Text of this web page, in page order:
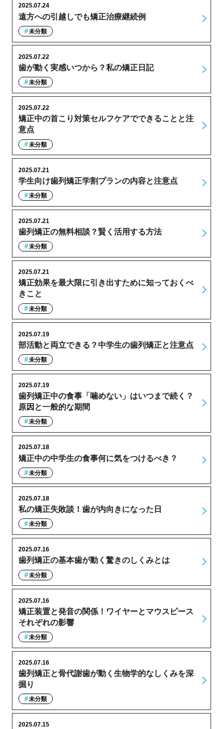
遠方への引越しでも矯正治療継続例
2025.07.24
未分類
歯が動く実感いつから？私の矯正日記
2025.07.22
未分類
矯正中の首こり対策セルフケアでできることと注
意点
2025.07.22
未分類
学生向け歯列矯正学割プランの内容と注意点
2025.07.21
未分類
歯列矯正の無料相談？賢く活用する方法
2025.07.21
未分類
矯正効果を最大限に引き出すために知っておくべ
きこと
2025.07.21
未分類
部活動と両立できる？中学生の歯列矯正と注意点
2025.07.19
未分類
歯列矯正中の食事「噛めない」はいつまで続く？
原因と一般的な期間
2025.07.19
未分類
矯正中の中学生の食事何に気をつけるべき？
2025.07.18
未分類
私の矯正失敗談！歯が内向きになった日
2025.07.18
未分類
歯列矯正の基本歯が動く驚きのしくみとは
2025.07.16
未分類
矯正装置と発音の関係！ワイヤーとマウスピース
それぞれの影響
2025.07.16
未分類
歯列矯正と骨代謝歯が動く生物学的なしくみを深
掘り
2025.07.16
未分類
2025.07.15